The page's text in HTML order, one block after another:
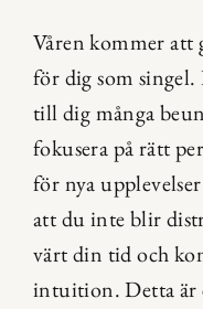
Våren kommer att
för dig som
till dig många
fokusera på rätt
för nya
att du inte blir
värt din tid och
intuition. Detta är